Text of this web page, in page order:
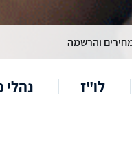
והרשמה
לו"ז